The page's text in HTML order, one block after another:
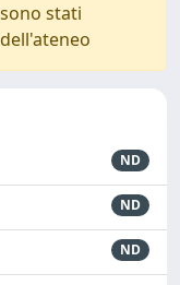
stati
ND
ND
ND